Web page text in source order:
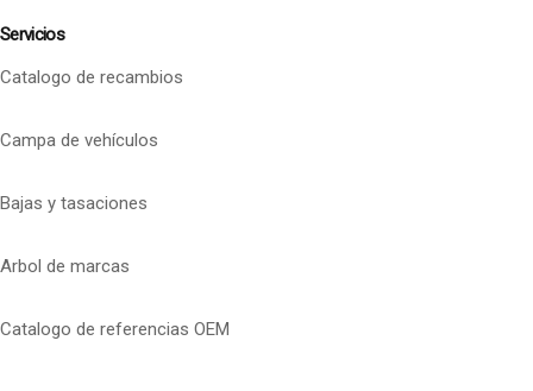
Servicios
Catalogo de recambios
Campa de vehículos
Bajas y tasaciones
Arbol de marcas
Catalogo de referencias OEM